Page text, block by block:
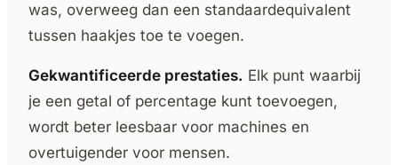
was, overweeg dan een standaardequivalent
tussen haakjes toe te voegen.
Gekwantificeerde prestaties. Elk punt waarbij
je een getal of percentage kunt toevoegen,
wordt beter leesbaar voor machines en
overtuigender voor mensen.